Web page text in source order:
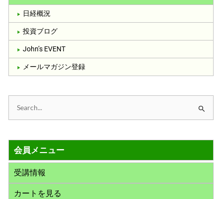
日経概況
投資ブログ
John’s EVENT
メールマガジン登録
象
:
会員メニュー
受講情報
カートを見る